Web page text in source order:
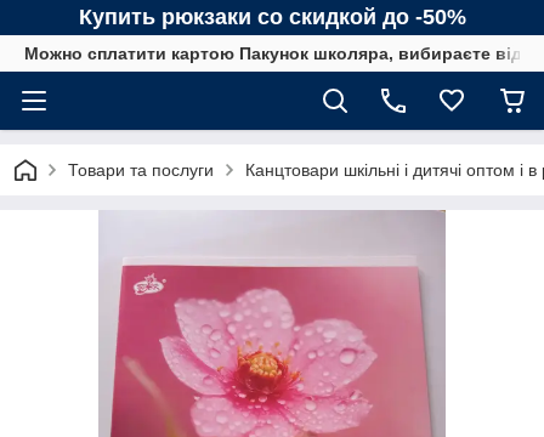
Купить рюкзаки со скидкой до -50%
Можно сплатити картою Пакунок школяра, вибираєте від
Товари та послуги Канцтовари шкільні і дитячі оптом і в